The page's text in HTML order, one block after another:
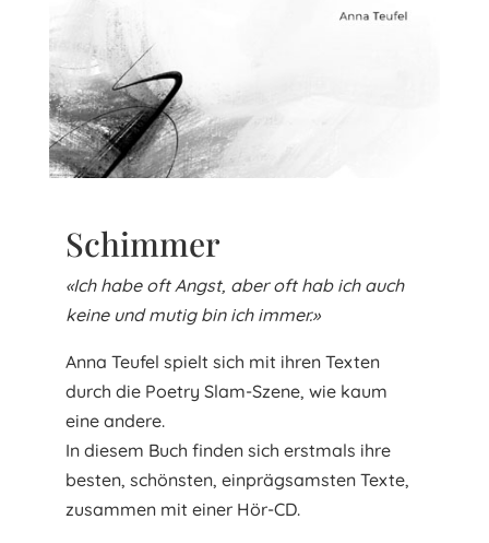
Schimmer
«Ich habe oft Angst, aber oft hab ich auch
keine und mutig bin ich immer.»
Anna Teufel spielt sich mit ihren Texten
durch die Poetry Slam-Szene, wie kaum
eine andere.
In diesem Buch finden sich erstmals ihre
besten, schönsten, einprägsamsten Texte,
zusammen mit einer Hör-CD.